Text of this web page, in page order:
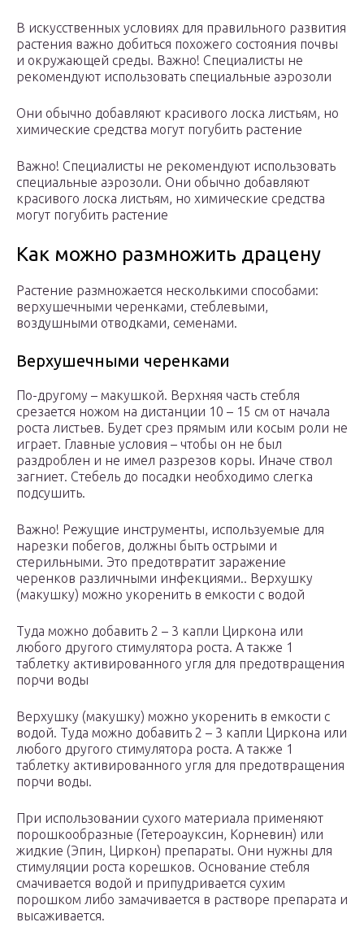
В искусственных условиях для правильного развития
растения важно добиться похожего состояния почвы
и окружающей среды. Важно! Специалисты не
рекомендуют использовать специальные аэрозоли
Они обычно добавляют красивого лоска листьям, но
химические средства могут погубить растение
Важно! Специалисты не рекомендуют использовать
специальные аэрозоли. Они обычно добавляют
красивого лоска листьям, но химические средства
могут погубить растение
Как можно размножить драцену
Растение размножается несколькими способами:
верхушечными черенками, стеблевыми,
воздушными отводками, семенами.
Верхушечными черенками
По-другому – макушкой. Верхняя часть стебля
срезается ножом на дистанции 10 – 15 см от начала
роста листьев. Будет срез прямым или косым роли не
играет. Главные условия – чтобы он не был
раздроблен и не имел разрезов коры. Иначе ствол
загниет. Стебель до посадки необходимо слегка
подсушить.
Важно! Режущие инструменты, используемые для
нарезки побегов, должны быть острыми и
стерильными. Это предотвратит заражение
черенков различными инфекциями.. Верхушку
(макушку) можно укоренить в емкости с водой
Туда можно добавить 2 – 3 капли Циркона или
любого другого стимулятора роста. А также 1
таблетку активированного угля для предотвращения
порчи воды
Верхушку (макушку) можно укоренить в емкости с
водой. Туда можно добавить 2 – 3 капли Циркона или
любого другого стимулятора роста. А также 1
таблетку активированного угля для предотвращения
порчи воды.
При использовании сухого материала применяют
порошкообразные (Гетероауксин, Корневин) или
жидкие (Эпин, Циркон) препараты. Они нужны для
стимуляции роста корешков. Основание стебля
смачивается водой и припудривается сухим
порошком либо замачивается в растворе препарата и
высаживается.